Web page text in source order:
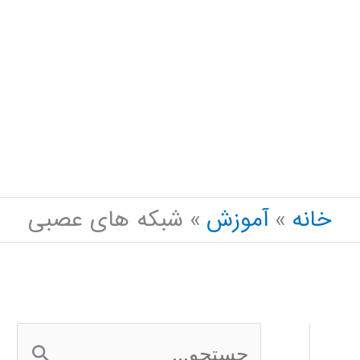
خانه
آموزش شبکه های عصبی